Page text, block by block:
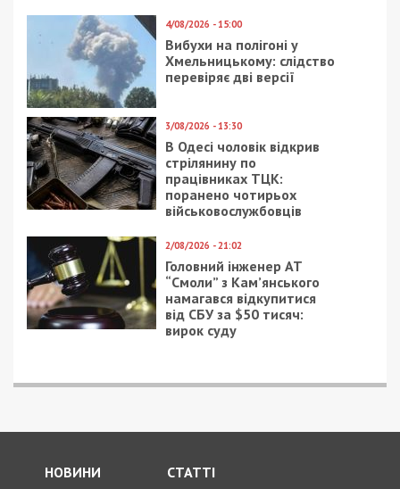
4/08/2026 - 15:00
Вибухи на полігоні у
Хмельницькому: слідство
перевіряє дві версії
3/08/2026 - 13:30
В Одесі чоловік відкрив
стрілянину по
працівниках ТЦК:
поранено чотирьох
військовослужбовців
2/08/2026 - 21:02
Головний інженер АТ
“Смоли” з Кам’янського
намагався відкупитися
від СБУ за $50 тисяч:
вирок суду
НОВИНИ СТАТТІ